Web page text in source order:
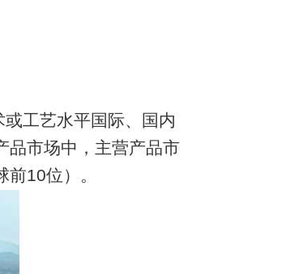
工艺水平国际、国内
品市场中，主营产品市
10位）。